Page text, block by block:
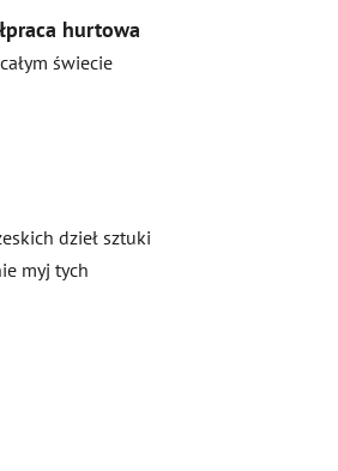
hurtowa
świecie
dzieł sztuki
myj tych